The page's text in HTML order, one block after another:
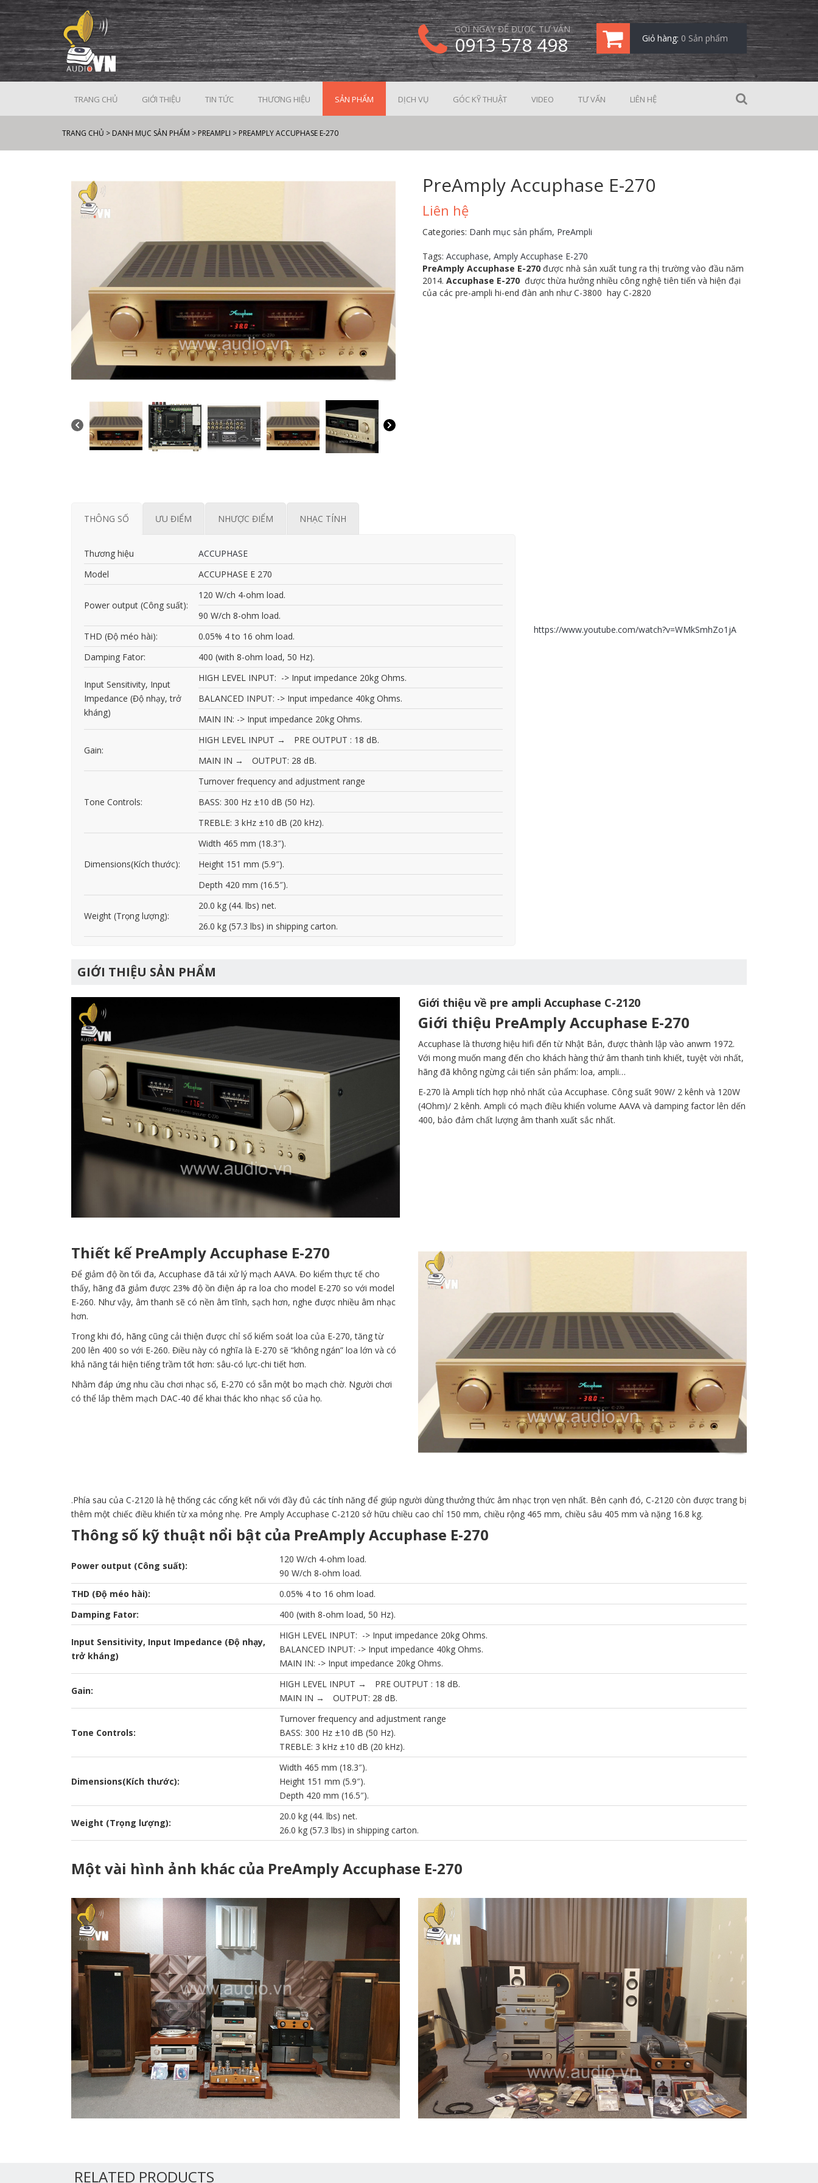
GỌI NGAY ĐỂ ĐƯỢC TƯ VẤN
0913 578 498 Giỏ hàng: 0 Sản phẩm
TRANG CHỦ GIỚI THIỆU TIN TỨC THƯƠNG HIỆU SẢN PHẨM DỊCH VỤ GÓC KỸ THUẬT VIDEO TƯ VẤN LIÊN HỆ
TRANG CHỦ > DANH MỤC SẢN PHẨM > PREAMPLI > PREAMPLY ACCUPHASE E-270
PreAmply Accuphase E-270
Liên hệ
Categories: Danh mục sản phẩm, PreAmpli
Tags:Accuphase,Amply Accuphase E-270
PreAmply Accuphase E-270 được nhà sản xuất tung ra thị trường vào đầu năm
2014.Accuphase E-270 được thừa hưởng nhiều công nghệ tiên tiến và hiện đại
của các pre-ampli hi-end đàn anh như C-3800 hay C-2820
THÔNG SỐ ƯU ĐIỂM NHƯỢC ĐIỂM NHẠC TÍNH
Thương hiệu
ACCUPHASE
Model
ACCUPHASE E 270
Power output (Công suất):
120 W/ch 4-ohm load.
90 W/ch 8-ohm load.
THD (Độ méo hài):
0.05% 4 to 16 ohm load.
Damping Fator:
400 (with 8-ohm load, 50 Hz).
Input Sensitivity, Input
Impedance (Độ nhạy, trở
kháng)
HIGH LEVEL INPUT: -> Input impedance 20kg Ohms.
BALANCED INPUT: -> Input impedance 40kg Ohms.
MAIN IN: -> Input impedance 20kg Ohms.
Gain:
HIGH LEVEL INPUT → PRE OUTPUT : 18 dB.
MAIN IN → OUTPUT: 28 dB.
Tone Controls:
Turnover frequency and adjustment range
BASS: 300 Hz ±10 dB (50 Hz).
TREBLE: 3 kHz ±10 dB (20 kHz).
Dimensions(Kích thước):
Width 465 mm (18.3″).
Height 151 mm (5.9″).
Depth 420 mm (16.5″).
Weight (Trọng lượng):
20.0 kg (44. lbs) net.
26.0 kg (57.3 lbs) in shipping carton.
https://www.youtube.com/watch?v=WMkSmhZo1jA
GIỚI THIỆU SẢN PHẨM
Giới thiệu về pre ampli Accuphase C-2120
Giới thiệu PreAmply Accuphase E-270
Accuphase là thương hiệu hifi đến từ Nhật Bản, được thành lập vào anwm 1972.
Với mong muốn mang đến cho khách hàng thứ âm thanh tinh khiết, tuyệt vời nhất,
hãng đã không ngừng cải tiến sản phẩm: loa, ampli…
E-270 là Ampli tích hợp nhỏ nhất của Accuphase. Công suất 90W/ 2 kênh và 120W
(4Ohm)/ 2 kênh. Ampli có mạch điều khiển volume AAVA và damping factor lên dến
400, bảo đảm chất lượng âm thanh xuất sắc nhất.
Thiết kế PreAmply Accuphase E-270
Để giảm độ ồn tối đa, Accuphase đã tái xử lý mạch AAVA. Đo kiểm thực tế cho
thấy, hãng đã giảm được 23% độ ồn điện áp ra loa cho model E-270 so với model
E-260. Như vậy, âm thanh sẽ có nền âm tĩnh, sạch hơn, nghe được nhiều âm nhạc
hơn.
Trong khi đó, hãng cũng cải thiện được chỉ số kiểm soát loa của E-270, tăng từ
200 lên 400 so với E-260. Điều này có nghĩa là E-270 sẽ “không ngán” loa lớn và có
khả năng tái hiện tiếng trầm tốt hơn: sâu-có lực-chi tiết hơn.
Nhằm đáp ứng nhu cầu chơi nhạc số, E-270 có sẵn một bo mạch chờ. Người chơi
có thể lắp thêm mạch DAC-40 để khai thác kho nhạc số của họ.
.Phía sau của C-2120 là hệ thống các cổng kết nối với đầy đủ các tính năng để giúp người dùng thưởng thức âm nhạc trọn vẹn nhất. Bên cạnh đó, C-2120 còn được trang bị
thêm một chiếc điều khiển từ xa mỏng nhẹ. Pre Amply Accuphase C-2120 sở hữu chiều cao chỉ 150 mm, chiều rộng 465 mm, chiều sâu 405 mm và nặng 16.8 kg.
Thông số kỹ thuật nổi bật của PreAmply Accuphase E-270
Power output (Công suất):
120 W/ch 4-ohm load.
90 W/ch 8-ohm load.
THD (Độ méo hài):
0.05% 4 to 16 ohm load.
Damping Fator:
400 (with 8-ohm load, 50 Hz).
Input Sensitivity, Input Impedance (Độ nhạy,
trở kháng)
HIGH LEVEL INPUT: -> Input impedance 20kg Ohms.
BALANCED INPUT: -> Input impedance 40kg Ohms.
MAIN IN: -> Input impedance 20kg Ohms.
Gain:
HIGH LEVEL INPUT → PRE OUTPUT : 18 dB.
MAIN IN → OUTPUT: 28 dB.
Tone Controls:
Turnover frequency and adjustment range
BASS: 300 Hz ±10 dB (50 Hz).
TREBLE: 3 kHz ±10 dB (20 kHz).
Dimensions(Kích thước):
Width 465 mm (18.3″).
Height 151 mm (5.9″).
Depth 420 mm (16.5″).
Weight (Trọng lượng):
20.0 kg (44. lbs) net.
26.0 kg (57.3 lbs) in shipping carton.
Một vài hình ảnh khác của PreAmply Accuphase E-270
RELATED PRODUCTS